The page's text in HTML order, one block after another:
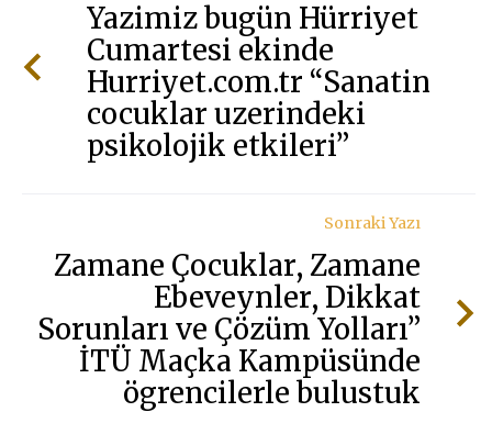
Yazimiz bugün Hürriyet
Cumartesi ekinde
Hurriyet.com.tr “Sanatin
cocuklar uzerindeki
psikolojik etkileri”
Sonraki Yazı
Zamane Çocuklar, Zamane
Ebeveynler, Dikkat
Sorunları ve Çözüm Yolları”
İTÜ Maçka Kampüsünde
ögrencilerle bulustuk